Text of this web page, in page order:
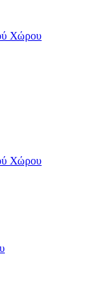
Χώρου
Χώρου